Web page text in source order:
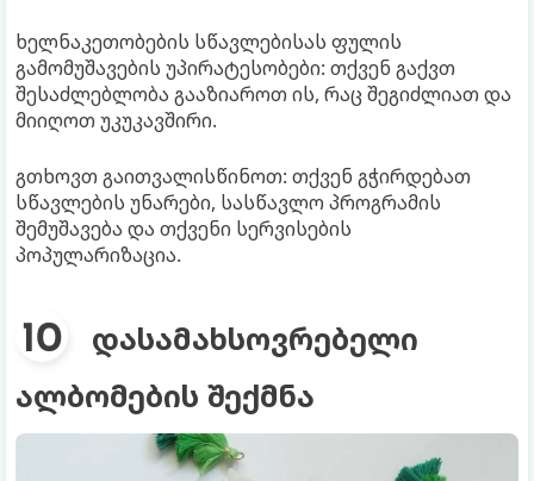
ხელნაკეთობების სწავლებისას ფულის
გამომუშავების უპირატესობები: თქვენ გაქვთ
შესაძლებლობა გააზიაროთ ის, რაც შეგიძლიათ და
მიიღოთ უკუკავშირი.
გთხოვთ გაითვალისწინოთ: თქვენ გჭირდებათ
სწავლების უნარები, სასწავლო პროგრამის
შემუშავება და თქვენი სერვისების
პოპულარიზაცია.
დასამახსოვრებელი
ალბომების შექმნა